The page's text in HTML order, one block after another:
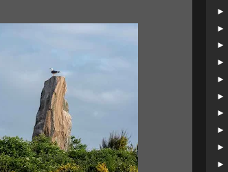
►
►
►
►
►
►
►
►
►
►